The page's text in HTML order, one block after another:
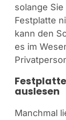
solange
Festplatte
kann den
es im
auslesen
Manchmal